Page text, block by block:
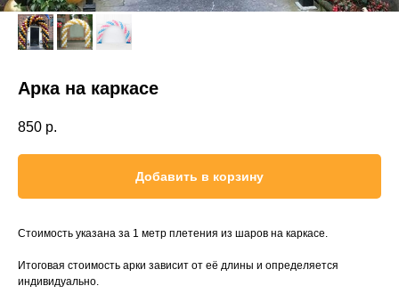
Арка на каркасе
850 р.
Добавить в корзину
Стоимость указана за 1 метр плетения из шаров на каркасе.
Итоговая стоимость арки зависит от её длины и определяется
индивидуально.